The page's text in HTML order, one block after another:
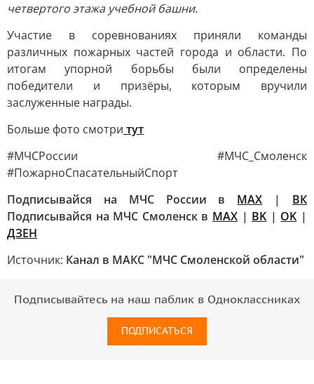
четвертого этажа учебной башни.
Участие в соревнованиях приняли команды
различных пожарных частей города и области. По
итогам упорной борьбы были определены
победители и призёры, которым вручили
заслуженные награды.
Больше фото смотри тут
#МЧСРоссии #МЧС_Смоленск
#ПожарноСпасательныйСпорт
Подписывайся на МЧС России в MAX | ВК
Подписывайся на МЧС Смоленск в MAX | BK | OK |
ДЗЕН
Источник: Канал в МАКС "МЧС Смоленской области"
Подписывайтесь на наш паблик в Одноклассниках
ПОДПИСАТЬСЯ